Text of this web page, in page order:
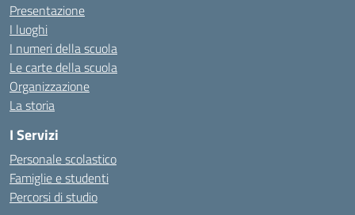
Presentazione
I luoghi
I numeri della scuola
Le carte della scuola
Organizzazione
La storia
I Servizi
Personale scolastico
Famiglie e studenti
Percorsi di studio